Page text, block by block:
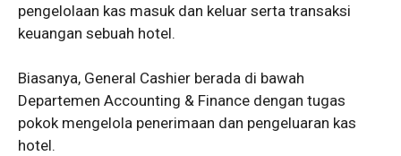
pengelolaan kas masuk dan keluar serta transaksi
keuangan sebuah hotel.
Biasanya, General Cashier berada di bawah
Departemen Accounting & Finance dengan tugas
pokok mengelola penerimaan dan pengeluaran kas
hotel.